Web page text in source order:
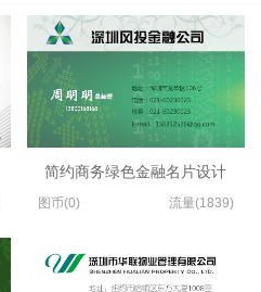
简约商务绿色金融名片设计
图币(0) 流量(1839)